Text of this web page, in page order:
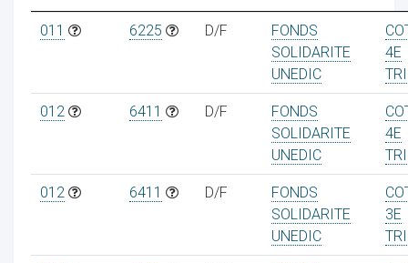
011 6225 D/F
FONDS
SOLIDARITE
UNEDIC
4E
012 6411 D/F
FONDS
SOLIDARITE
UNEDIC
4E
012 6411 D/F
FONDS
SOLIDARITE
UNEDIC
3E